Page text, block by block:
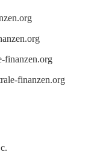
finanzen.org
finanzen.org